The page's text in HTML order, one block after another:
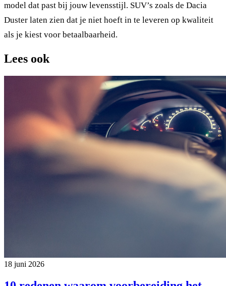
model dat past bij jouw levensstijl. SUV’s zoals de Dacia
Duster laten zien dat je niet hoeft in te leveren op kwaliteit
als je kiest voor betaalbaarheid.
Lees ook
18 juni 2026